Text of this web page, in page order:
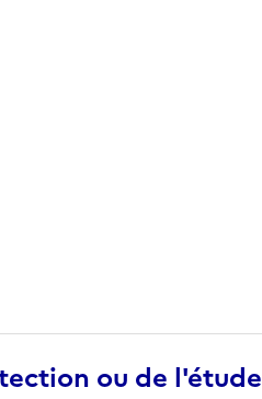
ou de l'étude